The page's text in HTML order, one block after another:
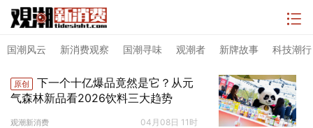
国潮风云 新消费观察 国潮寻味 观潮者 新牌故事 科技潮行
原创
下一个十亿爆品竟然是它？从元
气森林新品看2026饮料三大趋势
观潮新消费 04月08日 11时